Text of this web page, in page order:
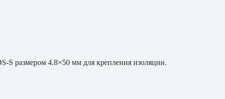
S размером 4.8×50 мм для крепления изоляции.